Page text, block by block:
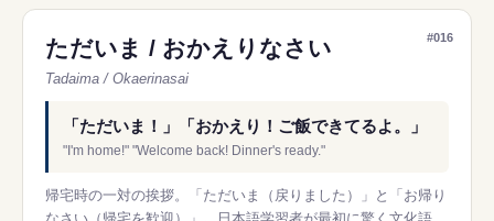
#016
ただいま / おかえりなさい
Tadaima / Okaerinasai
「ただいま！」「おかえり！ご飯できてるよ。」
"I'm home!" "Welcome back! Dinner's ready."
帰宅時の一対の挨拶。「ただいま（戻りました）」と「お帰り